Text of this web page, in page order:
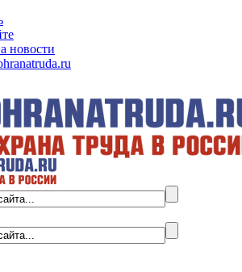
новости